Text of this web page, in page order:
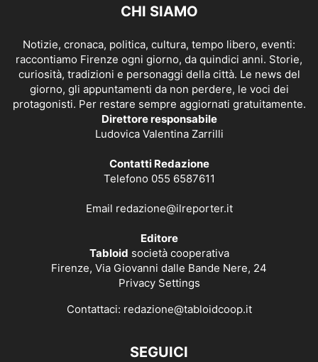
CHI SIAMO
Notizie, cronaca, politica, cultura, tempo libero, eventi:
raccontiamo Firenze ogni giorno, da quindici anni. Storie,
curiosità, tradizioni e personaggi della città. Le news del
giorno, gli appuntamenti da non perdere, le voci dei
protagonisti. Per restare sempre aggiornati gratuitamente.
Direttore responsabile
Ludovica Valentina Zarrilli
Contatti Redazione
Telefono 055 6587611
Email redazione@ilreporter.it
Editore
Tabloid società cooperativa
Firenze, Via Giovanni dalle Bande Nere, 24
Privacy Settings
Contattaci: redazione@tabloidcoop.it
SEGUICI